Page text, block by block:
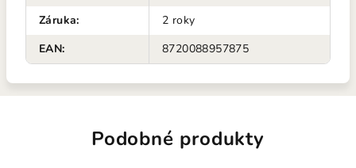
Záruka:
2 roky
EAN: 8720088957875
Podobné produkty